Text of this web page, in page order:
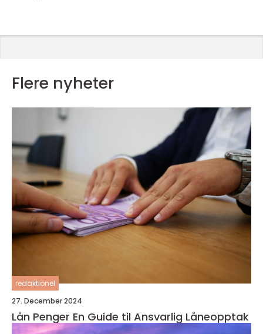
Flere nyheter
redaktionel
27. December 2024
Lån Penger En Guide til Ansvarlig Låneopptak